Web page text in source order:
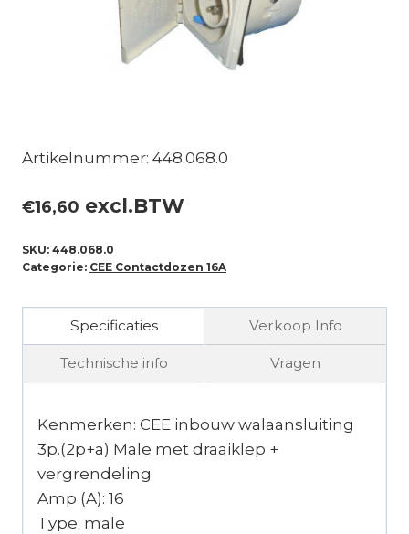
Artikelnummer: 448.068.0
€16,60 excl.BTW
SKU: 448.068.0
Categorie: CEE Contactdozen 16A
Specificaties Verkoop Info
Technische info Vragen
Kenmerken: CEE inbouw walaansluiting
3p.(2p+a) Male met draaiklep +
vergrendeling
Amp (A): 16
Type: male